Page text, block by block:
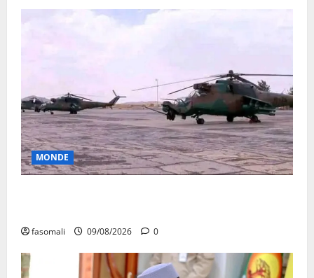
MONDE
fasomali 09/08/2026 0